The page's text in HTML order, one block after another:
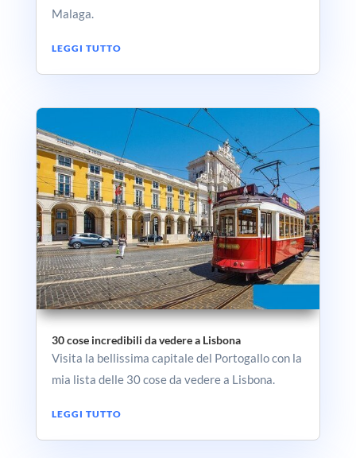
Malaga.
LEGGI TUTTO
30 cose incredibili da vedere a Lisbona
Visita la bellissima capitale del Portogallo con la
mia lista delle 30 cose da vedere a Lisbona.
LEGGI TUTTO